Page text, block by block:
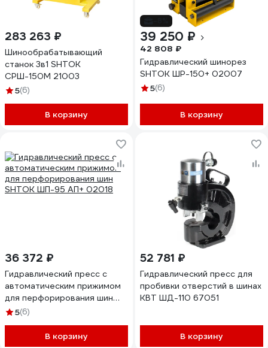
283 263 ₽
Шинообрабатывающий
станок 3в1 SHTOK
СРШ-150M 21003
5(6)
В корзину
39 250 ₽
42 808 ₽
Гидравлический шинорез
SHTOK ШР-150+ 02007
5(6)
В корзину
36 372 ₽
Гидравлический пресс с
автоматическим прижимом
для перфорирования шин
SHTOK ШП-95 АП+ 02018
5(6)
В корзину
52 781 ₽
Гидравлический пресс для
пробивки отверстий в шинах
КВТ ШД-110 67051
В корзину